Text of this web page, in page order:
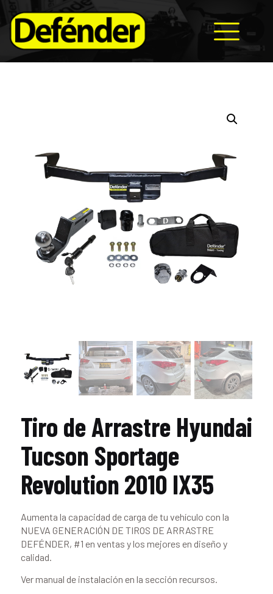
RECURSOS
BLOG
Tiro de Arrastre Hyundai
Tucson Sportage
Revolution 2010 IX35
Aumenta la capacidad de carga de tu vehículo con la
NUEVA GENERACIÓN DE TIROS DE ARRASTRE
DEFÉNDER, #1 en ventas y los mejores en diseño y
calidad.
Ver manual de instalación en la sección recursos.